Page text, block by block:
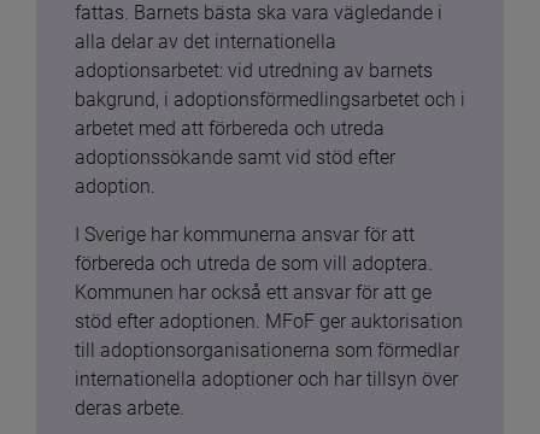
fattas. Barnets bästa ska vara vägledande i
alla delar av det internationella
adoptionsarbetet: vid utredning av barnets
bakgrund, i adoptionsförmedlingsarbetet och i
arbetet med att förbereda och utreda
adoptionssökande samt vid stöd efter
adoption.
I Sverige har kommunerna ansvar för att
förbereda och utreda de som vill adoptera.
Kommunen har också ett ansvar för att ge
stöd efter adoptionen. MFoF ger auktorisation
till adoptionsorganisationerna som förmedlar
internationella adoptioner och har tillsyn över
deras arbete.